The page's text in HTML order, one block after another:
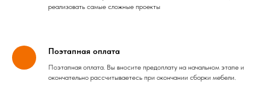
реализовать самые сложные проекты
Поэтапная оплата
Поэтапная оплата. Вы вносите предоплату на начальном этапе и
окончательно рассчитываетесь при окончании сборки мебели.